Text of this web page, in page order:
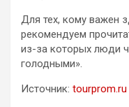
Для тех, кому важен
рекомендуем
из-за которых люди
голодными».
Источник: tourprom.ru